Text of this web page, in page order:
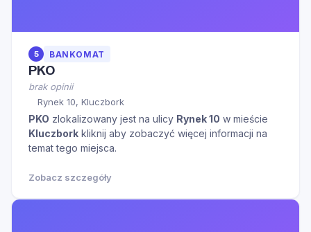
5 BANKOMAT
PKO
brak opinii
Rynek 10, Kluczbork
PKO zlokalizowany jest na ulicy Rynek 10 w mieście
Kluczbork kliknij aby zobaczyć więcej informacji na
temat tego miejsca.
Zobacz szczegóły